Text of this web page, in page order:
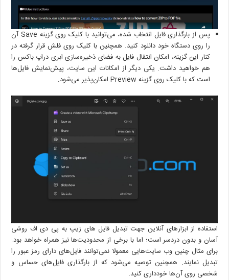
پس از بارگذاری فایل انتخاب شده، می‌توانید با کلیک روی گزینه Save آن
را روی دستگاه خود دانلود کنید. همچنین با کلیک روی فلش قرار گرفته در
کنار این گزینه، امکان انتقال فایل به فضای ذخیره‌سازی ابری دراپ باکس را
هم خواهید داشت. یکی دیگر از امکانات این سایت، پیش‌نمایش فایل‌ها
است که با کلیک روی گزینه Preview امکان‌پذیر می‌شود.
استفاده از ابزارهای آنلاین جهت تبدیل فایل های زیپ به پی دی اف روشی
آسان و بدون دردسر است؛ اما با برخی از محدودیت‌ها نیز همراه خواهد بود.
برای مثال چنین وب سایت‌هایی معمولا نمی‌توانند فایل‌های دارای رمز عبور را
تبدیل نمایند. همچنین توصیه می‌شود که از بارگذاری فایل‌های حساس و
شخصی روی آن‌ها خودداری کنید.